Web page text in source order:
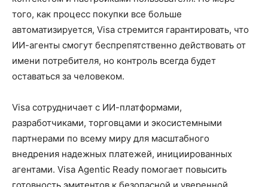
того, как процесс покупки все больше
автоматизируется, Visa стремится гарантировать, что
ИИ-агенты смогут беспрепятственно действовать от
имени потребителя, но контроль всегда будет
оставаться за человеком.
Visa сотрудничает с ИИ-платформами,
разработчиками, торговцами и экосистемными
партнерами по всему миру для масштабного
внедрения надежных платежей, инициированных
агентами. Visa Agentic Ready помогает повысить